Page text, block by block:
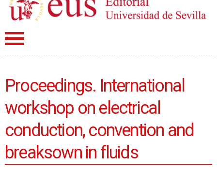
Proceedings. International
workshop on electrical
conduction, convention and
breaksown in fluids